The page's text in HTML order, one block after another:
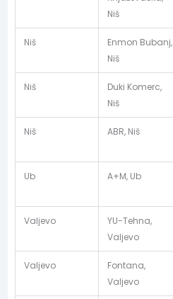
Niš
Niš
Enmon Bubanj,
Niš
Niš
Duki Komerc,
Niš
Niš ABR, Niš
Ub A+M, Ub
Valjevo
YU-Tehna,
Valjevo
Valjevo
Fontana,
Valjevo